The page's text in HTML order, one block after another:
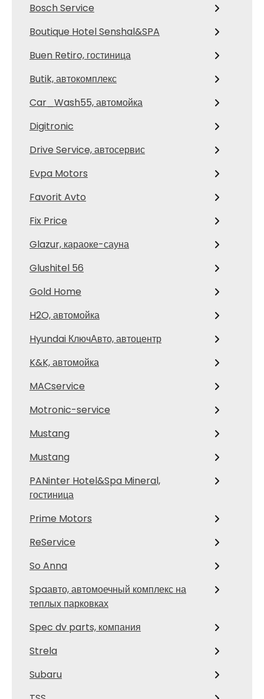
Bosch Service
Boutique Hotel Senshal&SPA
Buen Retiro, гостиница
Butik, автокомплекс
Car_Wash55, автомойка
Digitronic
Drive Service, автосервис
Evpa Motors
Favorit Avto
Fix Price
Glazur, караоке-сауна
Glushitel 56
Gold Home
H2O, автомойка
Hyundai КлючАвто, автоцентр
K&K, автомойка
MACservice
Motronic-service
Mustang
Mustang
PANinter Hotel&Spa Mineral,
гостиница
Prime Motors
ReService
So Anna
Spaавто, автомоечный комплекс на
теплых парковках
Spec dv parts, компания
Strela
Subaru